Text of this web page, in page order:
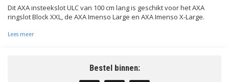
Dit AXA insteekslot ULC van 100 cm lang is geschikt voor het AXA
ringslot Block XXL, de AXA Imenso Large en AXA Imenso X-Large.
Lees meer
Bestel binnen: